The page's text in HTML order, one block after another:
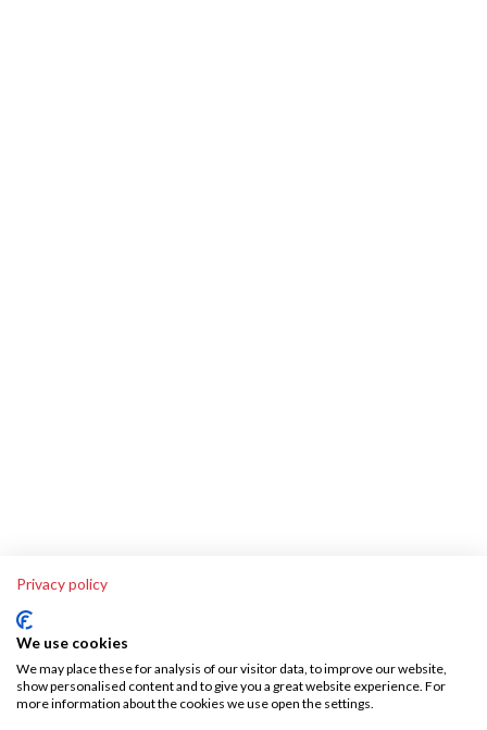
Privacy policy
We use cookies
We may place these for analysis of our visitor data, to improve our website,
show personalised content and to give you a great website experience. For
more information about the cookies we use open the settings.